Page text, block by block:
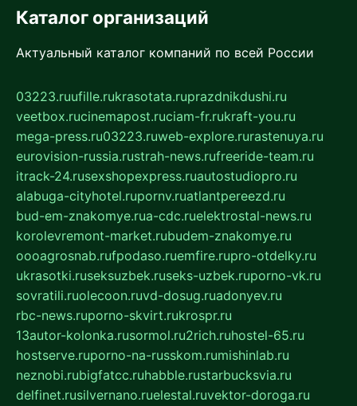
Каталог организаций
Актуальный каталог компаний по всей России
03223.ruufille.rukrasotata.ruprazdnikdushi.ru
veetbox.rucinemapost.ruciam-fr.rukraft-you.ru
mega-press.ru03223.ruweb-explore.rurastenuya.ru
eurovision-russia.rustrah-news.rufreeride-team.ru
itrack-24.rusexshopexpress.ruautostudiopro.ru
alabuga-cityhotel.rupornv.ruatlantpereezd.ru
bud-em-znakomye.rua-cdc.ruelektrostal-news.ru
korolevremont-market.rubudem-znakomye.ru
oooagrosnab.rufpodaso.ruemfire.rupro-otdelky.ru
ukrasotki.ruseksuzbek.ruseks-uzbek.ruporno-vk.ru
sovratili.ruolecoon.ruvd-dosug.ruadonyev.ru
rbc-news.ruporno-skvirt.rukrospr.ru
13autor-kolonka.rusormol.ru2rich.ruhostel-65.ru
hostserve.ruporno-na-russkom.rumishinlab.ru
neznobi.rubigfatcc.ruhabble.rustarbucksvia.ru
delfinet.rusilvernano.ruelestal.ruvektor-doroga.ru